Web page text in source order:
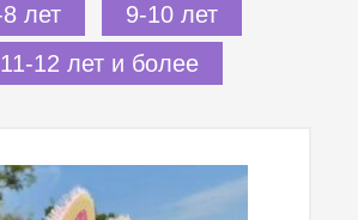
лет
9-10 лет
11-12 лет и более